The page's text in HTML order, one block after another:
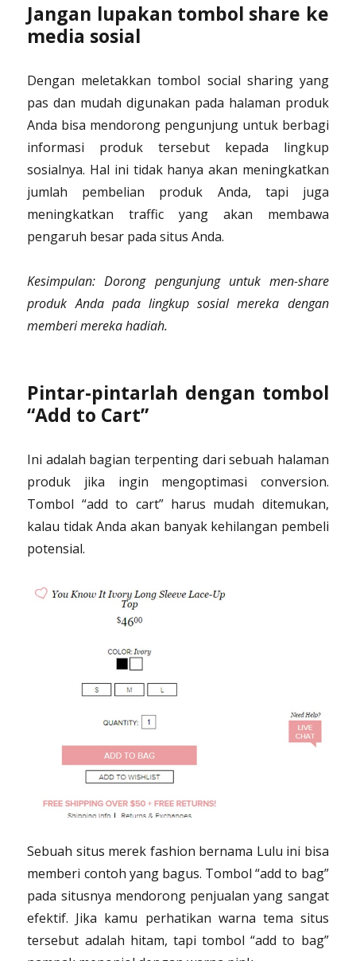
Jangan lupakan tombol share ke
media sosial
Dengan meletakkan tombol social sharing yang
pas dan mudah digunakan pada halaman produk
Anda bisa mendorong pengunjung untuk berbagi
informasi produk tersebut kepada lingkup
sosialnya. Hal ini tidak hanya akan meningkatkan
jumlah pembelian produk Anda, tapi juga
meningkatkan traffic yang akan membawa
pengaruh besar pada situs Anda.
Kesimpulan: Dorong pengunjung untuk men-share
produk Anda pada lingkup sosial mereka dengan
memberi mereka hadiah.
Pintar-pintarlah dengan tombol
“Add to Cart”
Ini adalah bagian terpenting dari sebuah halaman
produk jika ingin mengoptimasi conversion.
Tombol “add to cart” harus mudah ditemukan,
kalau tidak Anda akan banyak kehilangan pembeli
potensial.
Sebuah situs merek fashion bernama Lulu ini bisa
memberi contoh yang bagus. Tombol “add to bag”
pada situsnya mendorong penjualan yang sangat
efektif. Jika kamu perhatikan warna tema situs
tersebut adalah hitam, tapi tombol “add to bag”